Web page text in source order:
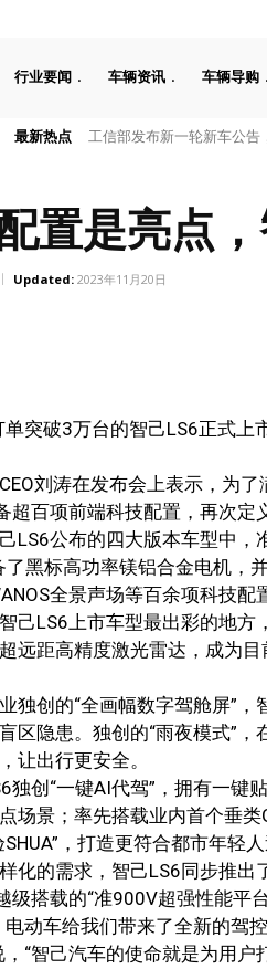
行业要闻 车辆资讯 车辆导购
最新热点 工信部发布新一轮新车公告
置是亮点
Updated: 2023年11月20日
突破3万台的智己LS6正式
刘涛在发布会上表示，为
超百项前端科技配置，再次定
LS6公布的四大版本车型中
黑标高功率镁铝合金电机，
全景声场等百余项科技配
己LS6上市车型最出彩的地
远距高精度激光雷达，成为
独创的“全画幅数字驾舱屏”
区隐患。独创的“雨夜模式”
让出行更安全。
独创“一键AI代驾”，拥有一键
场景；率先搭载业内首个垂
，打造更符合都市年轻
化的需求，智己LS6同步推
级搭载的“准900V超强性能平
电动车给我们带来了全新的驾
，“智己汽车的使命就是为用户